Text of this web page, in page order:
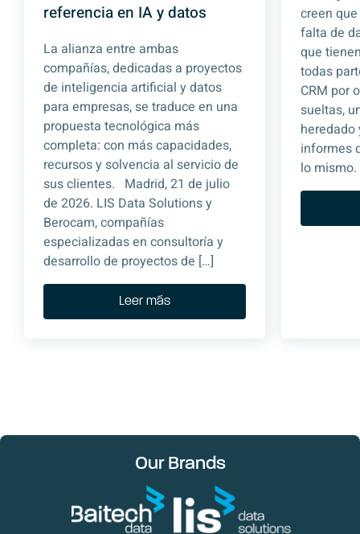
referencia en IA y datos
La alianza entre ambas
compañías, dedicadas a proyectos
de inteligencia artificial y datos
para empresas, se traduce en una
propuesta tecnológica más
completa: con más capacidades,
recursos y solvencia al servicio de
sus clientes. Madrid, 21 de julio
de 2026. LIS Data Solutions y
Berocam, compañías
especializadas en consultoría y
desarrollo de proyectos de […]
Leer más
creen
falta de
que
todas
CRM por
sueltas,
informes
lo
Our Brands